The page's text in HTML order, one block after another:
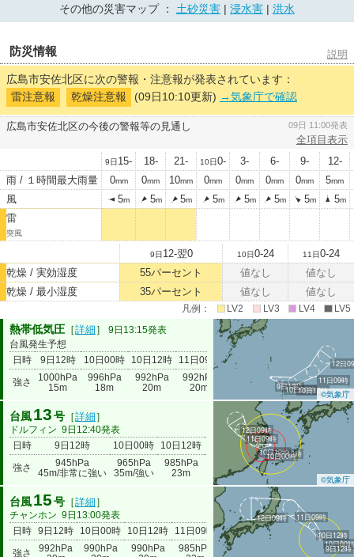
その他の災害マップ ： 土砂災害 浸水害 洪水
防災情報 説明
広島市安佐北区に次の警報・注意報が発表されています：
雷注意報
乾燥注意報 (09日10:10更新) →気象庁で確認
広島市安佐北区の今後の警報等の見通し 09日 11:00発表
全項目表示
9日 15- 18- 21- 10日0- 3- 6- 9-
12-
雨 / １時間最大雨量
0mm 0mm 10mm 0mm 0mm 0mm 0mm 5mm
風 5m 5m 5m 5m 5m 5m 5m 5m
雷
突風
9日 12-翌0 10日0-24 11日0-24
乾燥 / 実効湿度
55パーセント 値なし
値なし
乾燥 / 最小湿度
35パーセント 値なし 値なし
凡例： LV2 LV3 LV4 LV5
熱帯低気圧 ［詳細 ］
9日13:15発表
台風発生予想
日時
9日12時 10日00時 10日12時 11日09時
12日09時
強さ
1000hPa
15m
996hPa
18m
992hPa
20m
992hPa
20m
1000hPa 9日12時
10日00時
10日12時
11日09時
12日
©気象庁
台風 13 号 ［詳細 ］
ドルフィン 9日12:40発表
日時
9日12時 10日00時 10日12時 11日09時 12日09時
強さ
945hPa
45m/非常に強い
965hPa
35m/強い
985hPa
23m
990hPa
18m
992hPa
9日12時
10日00時
10日12時
11日09時
12日09時
©気象庁
台風 15 号 ［詳細 ］
チャンホン 9日13:00発表
日時 9日12時 10日00時 10日12時 11日09時 12日09時
強さ
992hPa
990hPa
990hPa
985hPa
1000hPa 9日12時
10日00
10日12時
11日09時
12日09時